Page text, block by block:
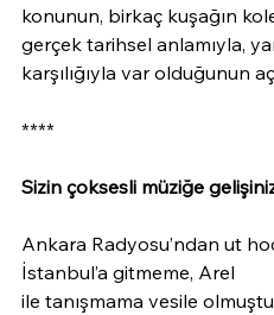
konunun, birkaç kuşağın
gerçek tarihsel anlamıyla,
karşılığıyla var olduğunun
****
Sizin çoksesli müziğe
Ankara Radyosu’ndan ut
İstanbul’a gitmeme, Arel
ile tanışmama vesile